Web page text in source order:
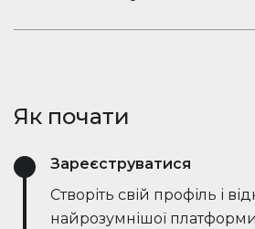
швидшими та ефективнішими,
запитання, діліться
одному місці.
Як почати
Зареєструватися
Створіть свій профіль і
найрозумнішої